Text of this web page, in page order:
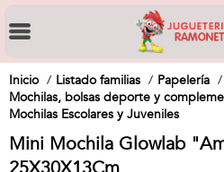
Inicio Listado familias
Papelería
Mochilas, bolsas deporte y
Mochilas Escolares y Juveniles
Mini Mochila Glowlab